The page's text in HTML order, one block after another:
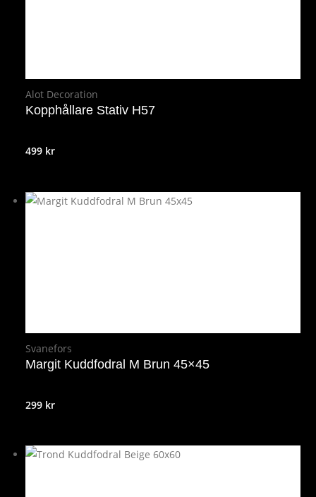
Alot Decoration
Kopphållare Stativ H57
499 kr
Svanefors
Margit Kuddfodral M Brun 45×45
299 kr